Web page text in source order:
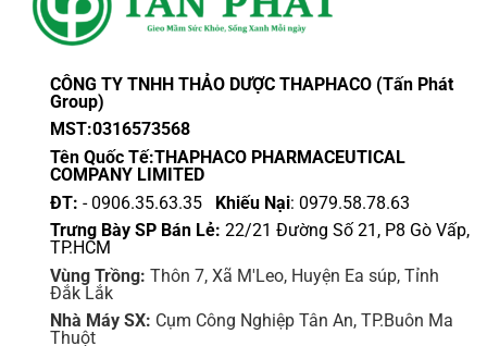
CÔNG TY TNHH THẢO DƯỢC THAPHACO (Tấn Phát
Group)
MST:0316573568
Tên Quốc Tế:THAPHACO PHARMACEUTICAL
COMPANY LIMITED
ĐT: - 0906.35.63.35 Khiếu Nại: 0979.58.78.63
Trưng Bày SP Bán Lẻ: 22/21 Đường Số 21, P8 Gò Vấp,
TP.HCM
Vùng Trồng: Thôn 7, Xã M'Leo, Huyện Ea súp, Tỉnh
Đắk Lắk
Nhà Máy SX: Cụm Công Nghiệp Tân An, TP.Buôn Ma
Thuột